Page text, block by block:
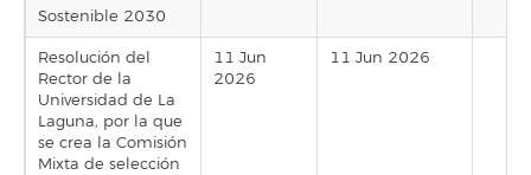
Sostenible 2030
Resolución del
Rector de la
Universidad de La
Laguna, por la que
se crea la Comisión
Mixta de selección
11 Jun
2026
11 Jun 2026